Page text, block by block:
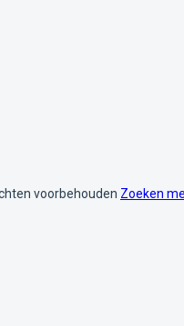
voorbehouden Zoeken